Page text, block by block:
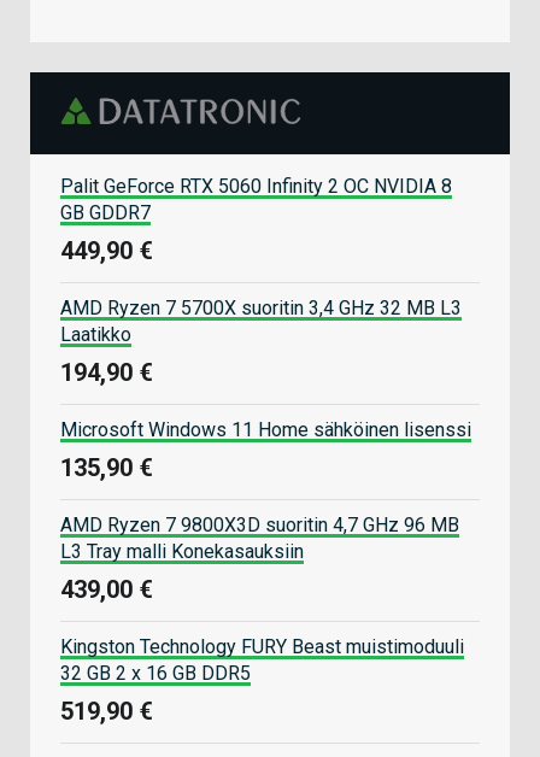
Palit GeForce RTX 5060 Infinity 2 OC NVIDIA 8
GB GDDR7
449,90 €
AMD Ryzen 7 5700X suoritin 3,4 GHz 32 MB L3
Laatikko
194,90 €
Microsoft Windows 11 Home sähköinen lisenssi
135,90 €
AMD Ryzen 7 9800X3D suoritin 4,7 GHz 96 MB
L3 Tray malli Konekasauksiin
439,00 €
Kingston Technology FURY Beast muistimoduuli
32 GB 2 x 16 GB DDR5
519,90 €